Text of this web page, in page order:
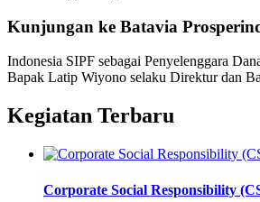
Kunjungan ke Batavia
Indonesia SIPF sebagai Penyelenggara
Bapak Latip Wiyono selaku Direktur dan
Kegiatan Terbaru
Corporate Social Responsibility